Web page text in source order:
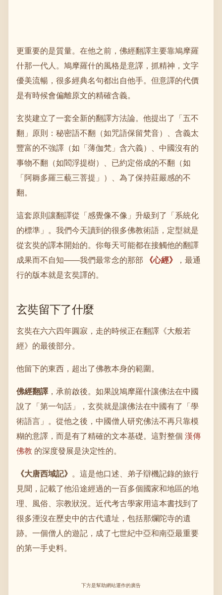
更重要的是質量。在他之前，佛經翻譯主要靠鳩摩羅
什那一代人。鳩摩羅什的風格是意譯，抓精神，文字
優美流暢，很多經典名句都出自他手。但意譯的代價
是有時候會偏離原文的精確含義。
玄奘建立了一套全新的翻譯方法論。他提出了「五不
翻」原則：秘密語不翻（如咒語保留梵音）、含義太
豐富的不強譯（如「薄伽梵」含六義）、中國沒有的
事物不翻（如閻浮提樹）、已約定俗成的不翻（如
「阿耨多羅三藐三菩提」）、為了保持莊嚴感的不
翻。
這套原則讓翻譯從「感覺像不像」升級到了「系統化
的標準」。我們今天讀到的很多佛教術語，定型就是
從玄奘的譯本開始的。你每天可能都在接觸他的翻譯
成果而不自知——我們最常念的那部
《心經》
，最通
行的版本就是玄奘譯的。
玄奘留下了什麼
玄奘在六六四年圓寂，走的時候正在翻譯《大般若
經》的最後部分。
他留下的東西，超出了佛教本身的範圍。
佛經翻譯 ，承前啟後。如果說鳩摩羅什讓佛法在中國
說了「第一句話」，玄奘就是讓佛法在中國有了「學
術語言」。從他之後，中國僧人研究佛法不再只靠模
糊的意譯，而是有了精確的文本基礎。這對整個 漢傳
佛教 的深度發展是決定性的。
《大唐西域記》 。這是他口述、弟子辯機記錄的旅行
見聞，記載了他沿途經過的一百多個國家和地區的地
理、風俗、宗教狀況。近代考古學家用這本書找到了
很多湮沒在歷史中的古代遺址，包括那爛陀寺的遺
跡。一個僧人的遊記，成了七世紀中亞和南亞最重要
的第一手史料。
下方是幫助網站運作的廣告